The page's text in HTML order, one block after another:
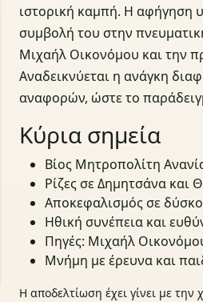
ιστορική καμπή. Η αφήγηση
συμβολή του στην
Μιχαήλ Οικονόμου και την
Αναδεικνύεται η ανάγκη
αναφορών, ώστε το
Κύρια σημεία
Βίος Μητροπολίτη
Ρίζες σε Δημητσάνα και
Αποκεφαλισμός σε
Ηθική συνέπεια και
Πηγές: Μιχαήλ
Μνήμη με έρευνα και
Η αποδελτίωση έχει γίνει με